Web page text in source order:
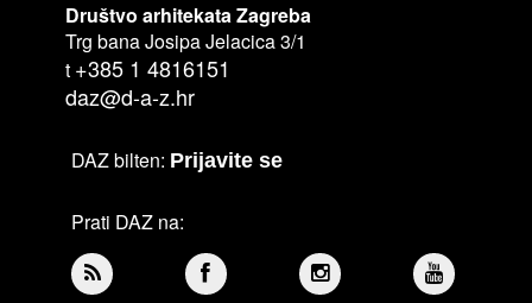
Društvo arhitekata Zagreba
Trg bana Josipa Jelacica 3/1
t +385 1 4816151
daz@d-a-z.hr
DAZ bilten: Prijavite se
Prati DAZ na: